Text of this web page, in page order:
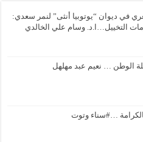
في ديوان “يوتوبيا أنثى” لنمر سعدي:
التخييل…ا.د. وسام علي الخالدي
الوطن … نعيم عبد مهلهل
…#سناء وتوت